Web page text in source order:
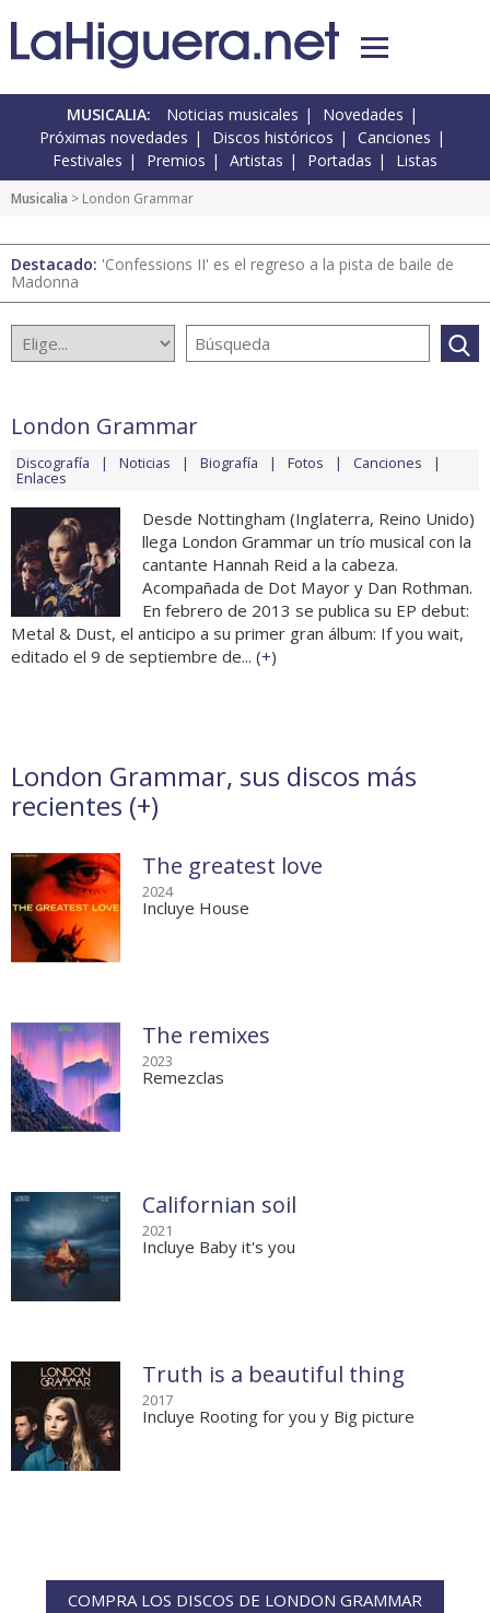
MUSICALIA: Noticias musicales
Novedades
Próximas novedades
Discos históricos
Canciones
Festivales
Premios Artistas Portadas Listas
Musicalia > London Grammar
Destacado: 'Confessions II' es el regreso a la pista de baile de
Madonna
London Grammar
Discografía Noticias Biografía Fotos Canciones
Enlaces
Desde Nottingham (Inglaterra, Reino Unido)
llega London Grammar un trío musical con la
cantante Hannah Reid a la cabeza.
Acompañada de Dot Mayor y Dan Rothman.
En febrero de 2013 se publica su EP debut:
Metal & Dust, el anticipo a su primer gran álbum: If you wait,
editado el 9 de septiembre de... (+)
London Grammar, sus discos más
recientes (+)
The greatest love
2024
Incluye House
The remixes
2023
Remezclas
Californian soil
2021
Incluye Baby it's you
Truth is a beautiful thing
2017
Incluye Rooting for you y Big picture
COMPRA LOS DISCOS DE LONDON GRAMMAR